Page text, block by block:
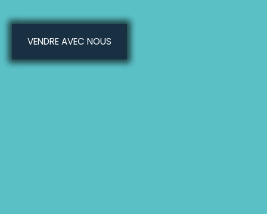
VENDRE AVEC NOUS